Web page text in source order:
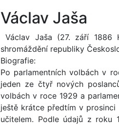
Václav Jaša
Václav Jaša (27. září 1886
shromáždění republiky
Biografie:
Po parlamentních volbách v
jeden ze čtyř nových
volbách v roce 1929 a
ještě krátce předtím v prosinci
učitelem. Podle údajů z roku